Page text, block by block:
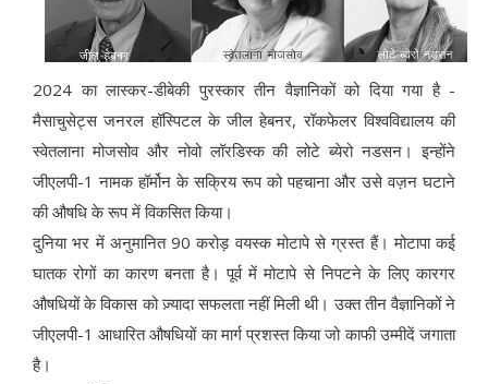
2024 का लास्कर-डीबेकी पुरस्कार तीन वैज्ञानिकों को दिया गया है -
मैसाचुसेट्स जनरल हॉस्पिटल के जील हेबनर, रॉकफेलर विश्वविद्यालय की
स्वेतलाना मोजसोव और नोवो लॉरडिस्क की लोटे ब्येरो नडसन। इन्होंने
जीएलपी-1 नामक हॉर्मोन के सक्रिय रूप को पहचाना और उसे वज़न घटाने
की औषधि के रूप में विकसित किया।
दुनिया भर में अनुमानित 90 करोड़ वयस्क मोटापे से ग्रस्त हैं। मोटापा कई
घातक रोगों का कारण बनता है। पूर्व में मोटापे से निपटने के लिए कारगर
औषधियों के विकास को ज़्यादा सफलता नहीं मिली थी। उक्त तीन वैज्ञानिकों ने
जीएलपी-1 आधारित औषधियों का मार्ग प्रशस्त किया जो काफी उम्मीदें जगाता
है।